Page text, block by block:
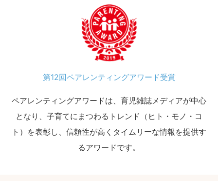
第12回ペアレンティングアワード受賞
ペアレンティングアワードは、育児雑誌メディアが中心
となり、子育てにまつわるトレンド（ヒト・モノ・コ
ト）を表彰し、信頼性が高くタイムリーな情報を提供す
るアワードです。